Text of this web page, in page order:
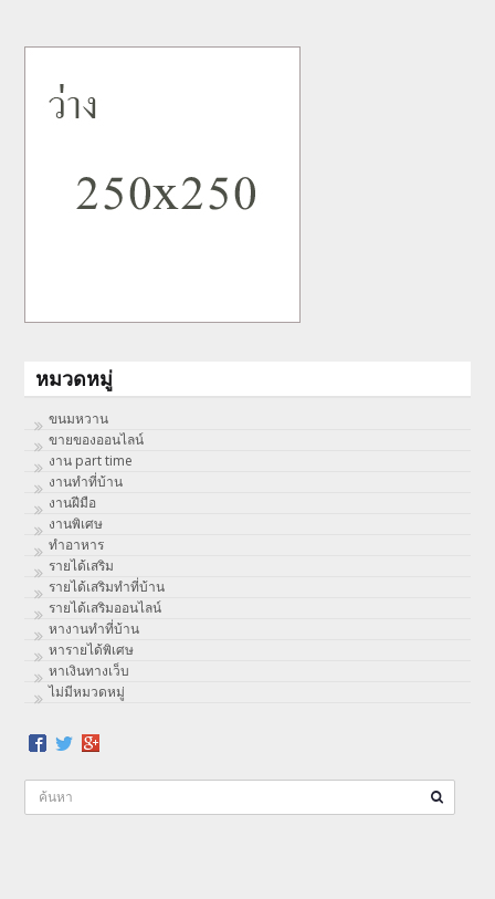
หมวดหมู่
ขนมหวาน
ขายของออนไลน์
งาน part time
งานทําที่บ้าน
งานฝีมือ
งานพิเศษ
ทําอาหาร
รายได้เสริม
รายได้เสริมทำที่บ้าน
รายได้เสริมออนไลน์
หางานทำที่บ้าน
หารายได้พิเศษ
หาเงินทางเว็บ
ไม่มีหมวดหมู่